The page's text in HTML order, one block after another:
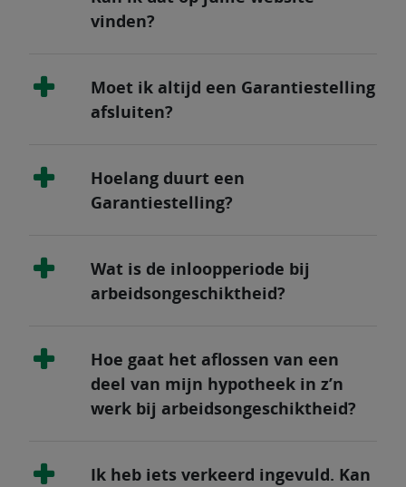
vinden?
Moet ik altijd een Garantiestelling
afsluiten?
Hoelang duurt een
Garantiestelling?
Wat is de inloopperiode bij
arbeidsongeschiktheid?
Hoe gaat het aflossen van een
deel van mijn hypotheek in z’n
werk bij arbeidsongeschiktheid?
Ik heb iets verkeerd ingevuld. Kan